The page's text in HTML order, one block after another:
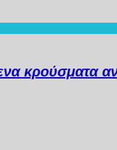
κρούσματα